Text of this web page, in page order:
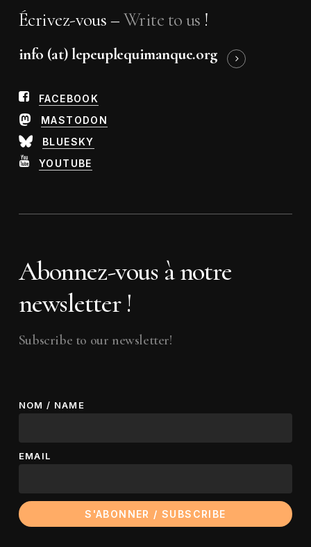
Écrivez-vous –Write to us !
info (at) lepeuplequimanque.org
FACEBOOK
MASTODON
BLUESKY
YOUTUBE
Abonnez-vous à notre
newsletter !
Subscribe to our newsletter!
NOM / NAME
EMAIL